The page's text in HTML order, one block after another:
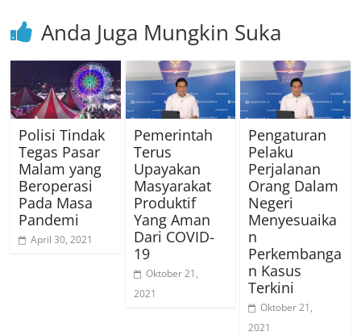
Anda Juga Mungkin Suka
Polisi Tindak
Tegas Pasar
Malam yang
Beroperasi
Pada Masa
Pandemi
April 30, 2021
Pemerintah
Terus
Upayakan
Masyarakat
Produktif
Yang Aman
Dari COVID-
19
Oktober 21,
2021
Pengaturan
Pelaku
Perjalanan
Orang Dalam
Negeri
Menyesuaika
n
Perkembanga
n Kasus
Terkini
Oktober 21,
2021